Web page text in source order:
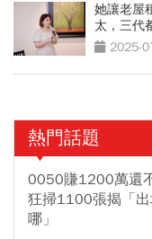
她讓老屋
太，三代
2025-
熱門話題
0050賺1200萬還
狂掃1100張揭「
哪」